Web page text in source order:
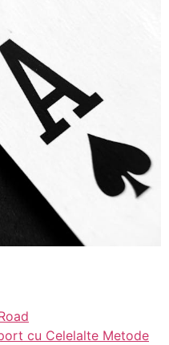
cu Celelalte Metode